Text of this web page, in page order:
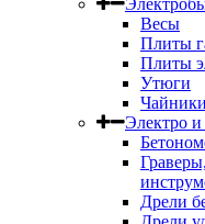
Весы
Плиты
Плиты
Утюги
Электро и
Дрели